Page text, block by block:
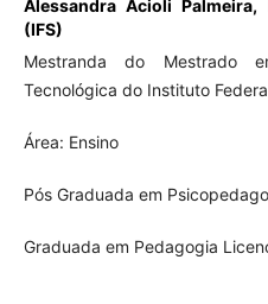
Alessandra Acioli Palmeira,
(IFS)
Mestranda do Mestrado
Tecnológica do Instituto
Área: Ensino
Pós Graduada em
Graduada em Pedagogia